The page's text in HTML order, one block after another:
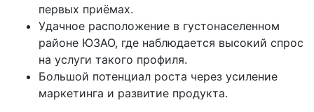
первых приёмах.
Удачное расположение в густонаселенном
районе ЮЗАО, где наблюдается высокий спрос
на услуги такого профиля.
Большой потенциал роста через усиление
маркетинга и развитие продукта.